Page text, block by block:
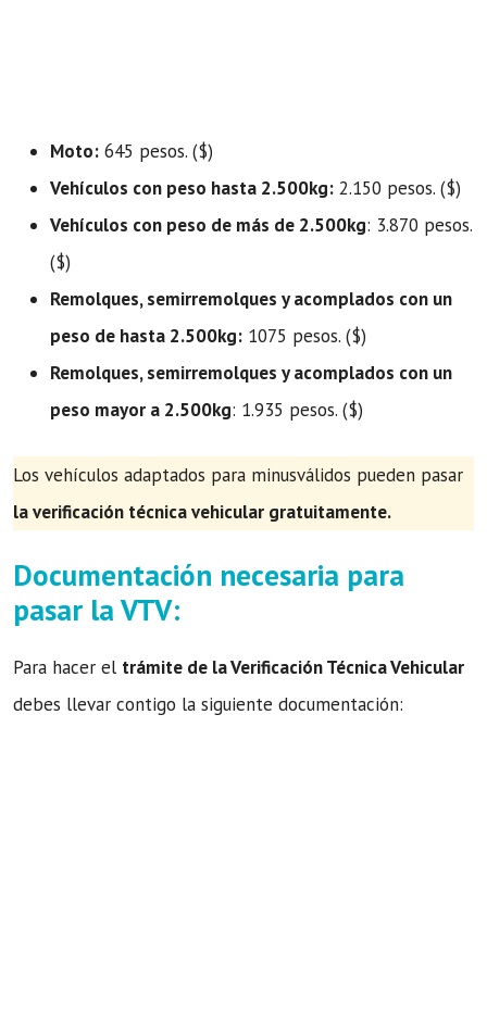
Moto: 645 pesos. ($)
Vehículos con peso hasta 2.500kg: 2.150 pesos. ($)
Vehículos con peso de más de 2.500kg: 3.870 pesos.
($)
Remolques, semirremolques y acomplados con un
peso de hasta 2.500kg: 1075 pesos. ($)
Remolques, semirremolques y acomplados con un
peso mayor a 2.500kg: 1.935 pesos. ($)
Los vehículos adaptados para minusválidos pueden pasar
la verificación técnica vehicular gratuitamente.
Documentación necesaria para
pasar la VTV:
Para hacer el trámite de la Verificación Técnica Vehicular
debes llevar contigo la siguiente documentación: